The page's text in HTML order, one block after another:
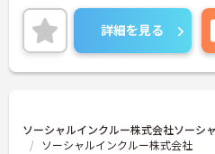
ご興味ある方には、面接対策ポイ
詳細をお話しいたしますのでお気軽
い！
詳細を見る
ソーシャルインクルー株式会社ソーシ
ソーシャルインクルー株式会社